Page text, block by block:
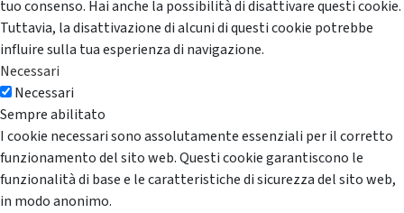
tuo consenso. Hai anche la possibilità di disattivare questi cookie.
Tuttavia, la disattivazione di alcuni di questi cookie potrebbe
influire sulla tua esperienza di navigazione.
Necessari
Necessari
Sempre abilitato
I cookie necessari sono assolutamente essenziali per il corretto
funzionamento del sito web. Questi cookie garantiscono le
funzionalità di base e le caratteristiche di sicurezza del sito web,
in modo anonimo.